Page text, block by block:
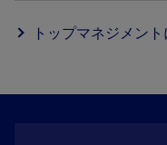
トップマネジメン